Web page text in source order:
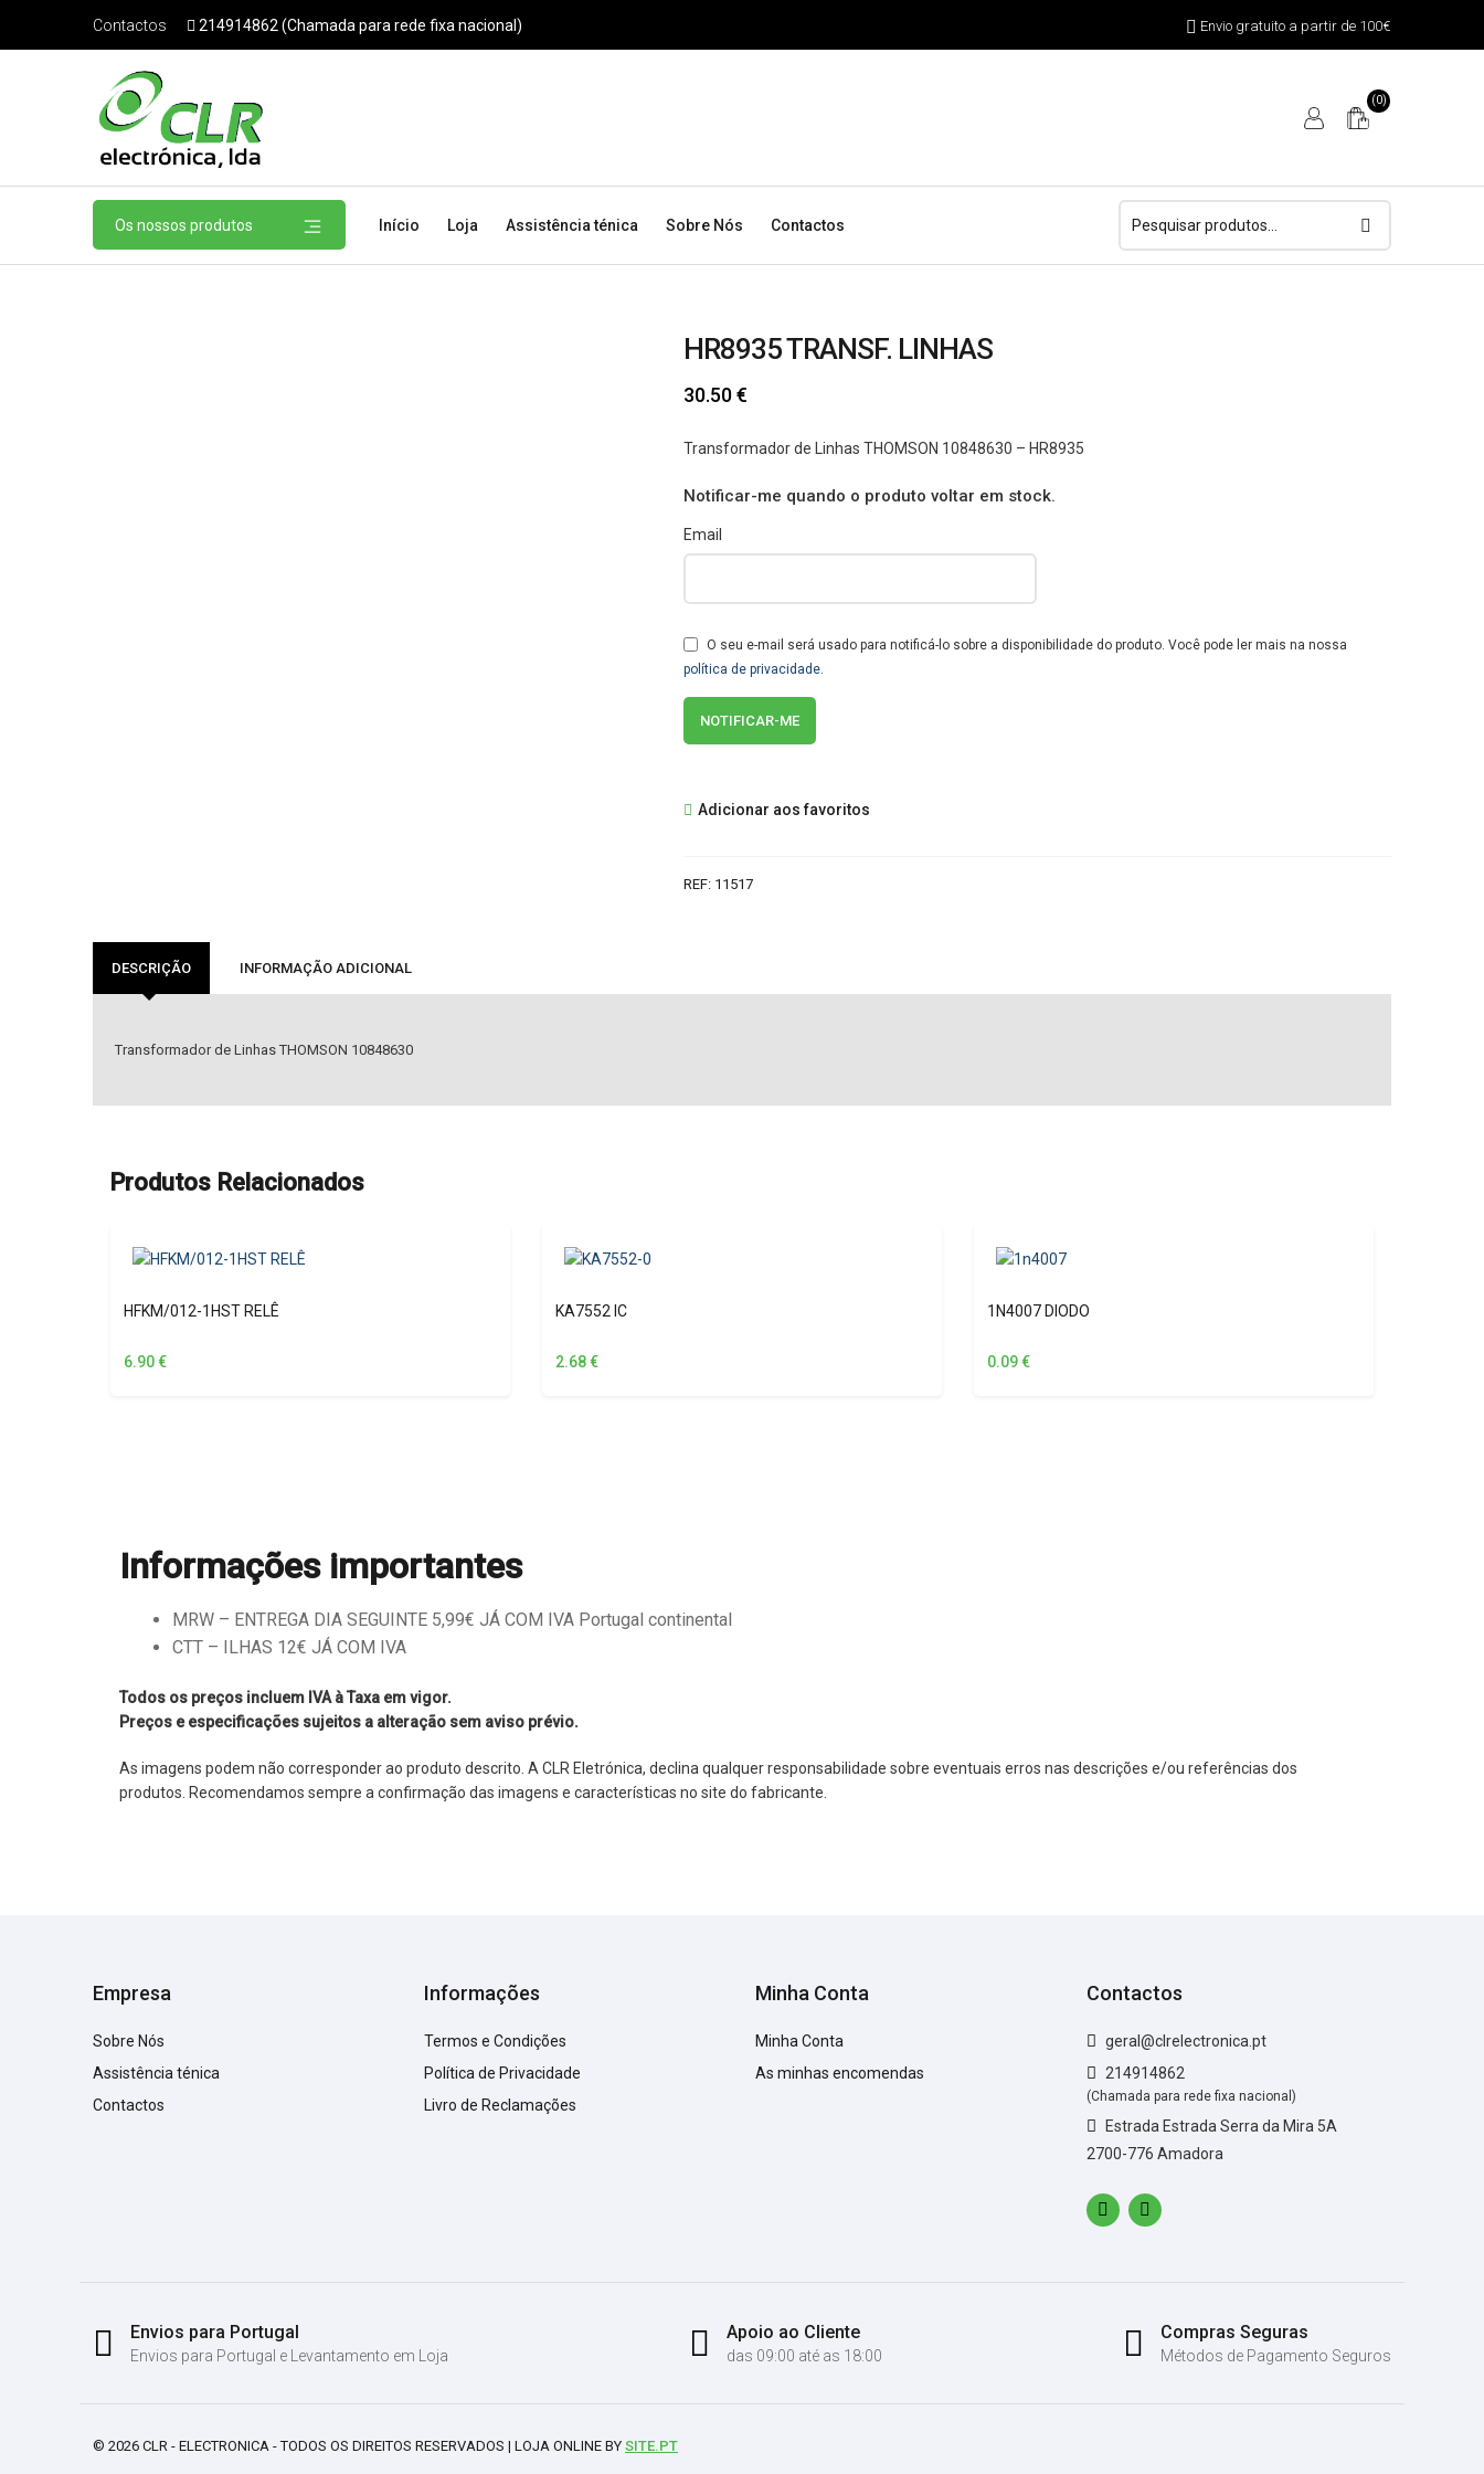
Contactos 214914862 (Chamada para rede fixa nacional) Envio gratuito a partir de 100€
(0)
Os nossos produtos Início Loja Assistência ténica Sobre Nós Contactos
HR8935 TRANSF. LINHAS
30.50€
Transformador de Linhas THOMSON 10848630 – HR8935
Notificar-me quando o produto voltar em stock.
Email
O seu e-mail será usado para notificá-lo sobre a disponibilidade do produto. Você pode ler mais na nossa
política de privacidade.
Adicionar aos favoritos
REF: 11517
DESCRIÇÃO INFORMAÇÃO ADICIONAL
Transformador de Linhas THOMSON 10848630
Produtos Relacionados
HFKM/012-1HST RELÊ
6.90€
KA7552 IC
2.68€
1N4007 DIODO
0.09€
Informações importantes
MRW – ENTREGA DIA SEGUINTE 5,99€ JÁ COM IVA Portugal continental
CTT – ILHAS 12€ JÁ COM IVA
Todos os preços incluem IVA à Taxa em vigor.
Preços e especificações sujeitos a alteração sem aviso prévio.
As imagens podem não corresponder ao produto descrito. A CLR Eletrónica, declina qualquer responsabilidade sobre eventuais erros nas descrições e/ou referências dos
produtos. Recomendamos sempre a confirmação das imagens e características no site do fabricante.
Empresa
Sobre Nós
Assistência ténica
Contactos
Informações
Termos e Condições
Política de Privacidade
Livro de Reclamações
Minha Conta
Minha Conta
As minhas encomendas
Contactos
geral@clrelectronica.pt
214914862
(Chamada para rede fixa nacional)
Estrada Estrada Serra da Mira 5A
2700-776 Amadora
Envios para Portugal
Envios para Portugal e Levantamento em Loja
Apoio ao Cliente
das 09:00 até as 18:00
Compras Seguras
Métodos de Pagamento Seguros
© 2026 CLR - ELECTRONICA - TODOS OS DIREITOS RESERVADOS | LOJA ONLINE BY SITE.PT